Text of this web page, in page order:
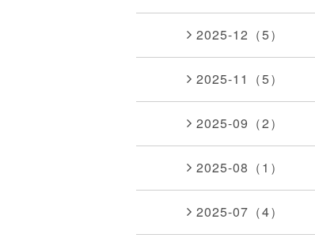
2025-12（5）
2025-11（5）
2025-09（2）
2025-08（1）
2025-07（4）